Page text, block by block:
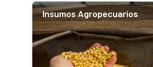
Insumos Agropecuarios